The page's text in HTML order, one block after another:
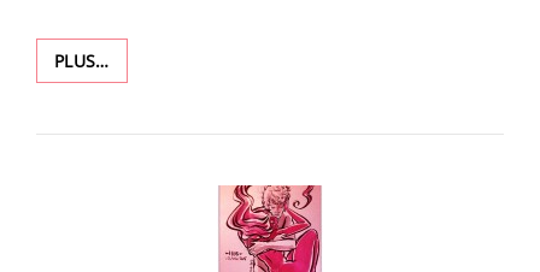
PLUS…1121